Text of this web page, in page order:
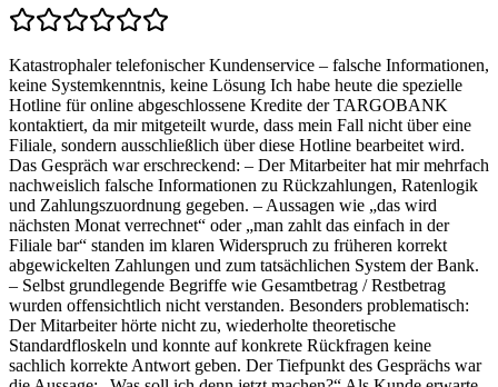
Katastrophaler telefonischer Kundenservice – falsche Informationen,
keine Systemkenntnis, keine Lösung Ich habe heute die spezielle
Hotline für online abgeschlossene Kredite der TARGOBANK
kontaktiert, da mir mitgeteilt wurde, dass mein Fall nicht über eine
Filiale, sondern ausschließlich über diese Hotline bearbeitet wird.
Das Gespräch war erschreckend: – Der Mitarbeiter hat mir mehrfach
nachweislich falsche Informationen zu Rückzahlungen, Ratenlogik
und Zahlungszuordnung gegeben. – Aussagen wie „das wird
nächsten Monat verrechnet“ oder „man zahlt das einfach in der
Filiale bar“ standen im klaren Widerspruch zu früheren korrekt
abgewickelten Zahlungen und zum tatsächlichen System der Bank.
– Selbst grundlegende Begriffe wie Gesamtbetrag / Restbetrag
wurden offensichtlich nicht verstanden. Besonders problematisch:
Der Mitarbeiter hörte nicht zu, wiederholte theoretische
Standardfloskeln und konnte auf konkrete Rückfragen keine
sachlich korrekte Antwort geben. Der Tiefpunkt des Gesprächs war